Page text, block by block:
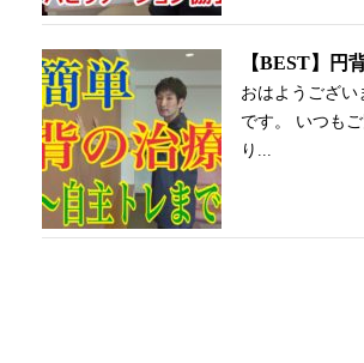
【BEST】円
おはようござい
です。 いつも
り...